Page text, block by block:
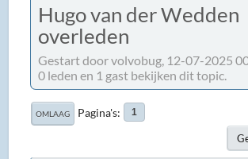
Hugo van der Wedden
overleden
Gestart door volvobug, 12-07-2025
0 leden en 1 gast bekijken dit topic.
OMLAAG Pagina's 1